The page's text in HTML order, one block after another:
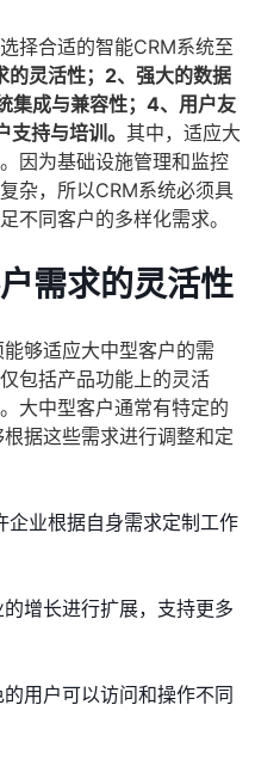
择合适的智能CRM系统至
的灵活性；2、强大的数据
集成与兼容性；4、用户友
持与培训。 其中，适应大
因为基础设施管理和监控
杂，所以CRM系统必须具
不同客户的多样化需求。
需求的灵活性
够适应大中型客户的需
包括产品功能上的灵活
大中型客户通常有特定的
据这些需求进行调整和定
企业根据自身需求定制工作
增长进行扩展，支持更多
用户可以访问和操作不同